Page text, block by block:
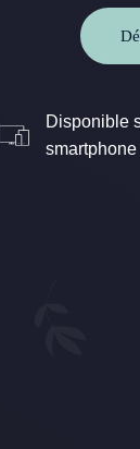
Disponible
smartphone